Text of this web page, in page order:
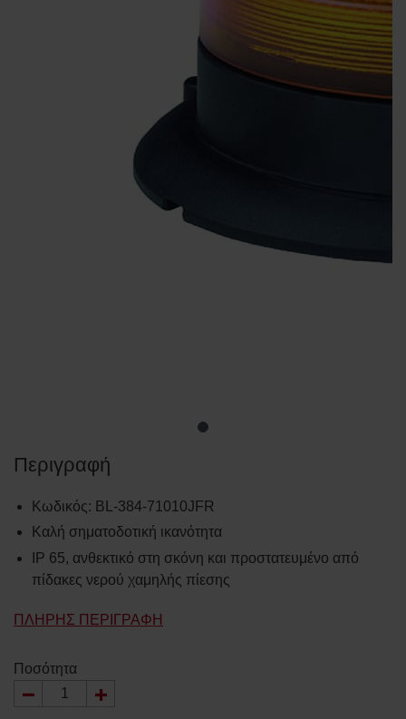
Περιγραφή
Κωδικός: BL-384-71010JFR
Καλή σηματοδοτική ικανότητα
IP 65, ανθεκτικό στη σκόνη και προστατευμένο από
πίδακες νερού χαμηλής πίεσης
ΠΛΉΡΗΣ ΠΕΡΙΓΡΑΦΉ
Ποσότητα